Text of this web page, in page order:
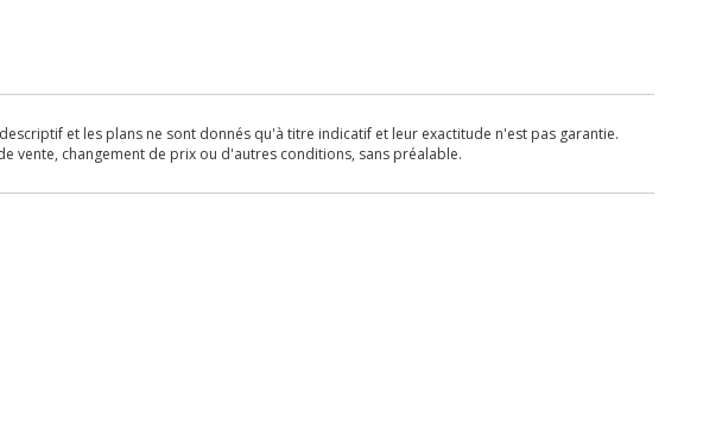
et les plans ne sont donnés qu'à titre indicatif et leur exactitude n'est pas garantie.
vente, changement de prix ou d'autres conditions, sans préalable.